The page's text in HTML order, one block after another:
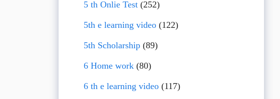
5 th Onlie Test(252)
5th e learning video(122)
5th Scholarship(89)
6 Home work(80)
6 th e learning video(117)